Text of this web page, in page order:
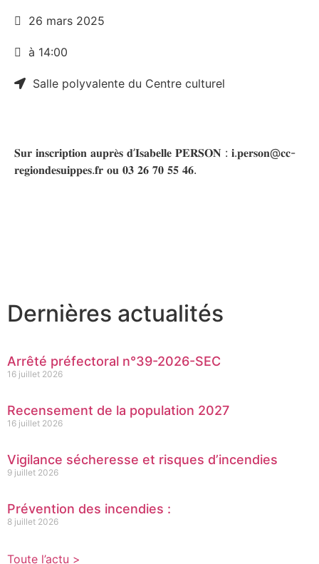
𝐒𝐮𝐫 𝐢𝐧𝐬𝐜𝐫𝐢𝐩𝐭𝐢𝐨𝐧 𝐚𝐮𝐩𝐫𝐞̀𝐬 𝐝’𝐈𝐬𝐚𝐛𝐞𝐥𝐥𝐞 𝐏𝐄𝐑𝐒𝐎𝐍 : 𝐢.𝐩𝐞𝐫𝐬𝐨𝐧@𝐜𝐜-
𝐫𝐞𝐠𝐢𝐨𝐧𝐝𝐞𝐬𝐮𝐢𝐩𝐩𝐞𝐬.𝐟𝐫 𝐨𝐮 𝟎𝟑 𝟐𝟔 𝟕𝟎 𝟓𝟓 𝟒𝟔.
26 mars 2025
à 14:00
Salle polyvalente du Centre culturel
Dernières actualités
Arrêté préfectoral n°39-2026-SEC
16 juillet 2026
Recensement de la population 2027
16 juillet 2026
Vigilance sécheresse et risques d’incendies
9 juillet 2026
Prévention des incendies :
8 juillet 2026
Toute l’actu >